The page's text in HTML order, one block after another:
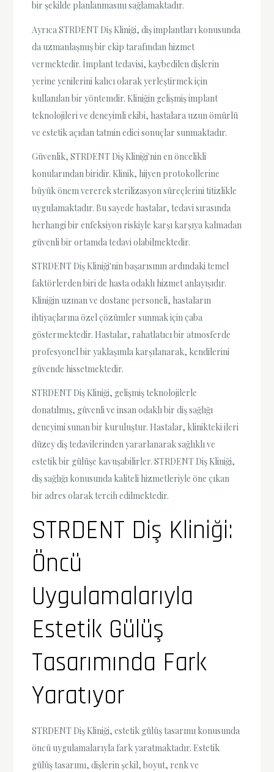
bir şekilde planlanmasını sağlamaktadır.
Ayrıca STRDENT Diş Kliniği, diş implantları konusunda
da uzmanlaşmış bir ekip tarafından hizmet
vermektedir. İmplant tedavisi, kaybedilen dişlerin
yerine yenilerini kalıcı olarak yerleştirmek için
kullanılan bir yöntemdir. Kliniğin gelişmiş implant
teknolojileri ve deneyimli ekibi, hastalara uzun ömürlü
ve estetik açıdan tatmin edici sonuçlar sunmaktadır.
Güvenlik, STRDENT Diş Kliniği'nin en öncelikli
konularından biridir. Klinik, hijyen protokollerine
büyük önem vererek sterilizasyon süreçlerini titizlikle
uygulamaktadır. Bu sayede hastalar, tedavi sırasında
herhangi bir enfeksiyon riskiyle karşı karşıya kalmadan
güvenli bir ortamda tedavi olabilmektedir.
STRDENT Diş Kliniği'nin başarısının ardındaki temel
faktörlerden biri de hasta odaklı hizmet anlayışıdır.
Kliniğin uzman ve dostane personeli, hastaların
ihtiyaçlarına özel çözümler sunmak için çaba
göstermektedir. Hastalar, rahatlatıcı bir atmosferde
profesyonel bir yaklaşımla karşılanarak, kendilerini
güvende hissetmektedir.
STRDENT Diş Kliniği, gelişmiş teknolojilerle
donatılmış, güvenli ve insan odaklı bir diş sağlığı
deneyimi sunan bir kuruluştur. Hastalar, klinikteki ileri
düzey diş tedavilerinden yararlanarak sağlıklı ve
estetik bir gülüşe kavuşabilirler. STRDENT Diş Kliniği,
diş sağlığı konusunda kaliteli hizmetleriyle öne çıkan
bir adres olarak tercih edilmektedir.
STRDENT Diş Kliniği:
Öncü
Uygulamalarıyla
Estetik Gülüş
Tasarımında Fark
Yaratıyor
STRDENT Diş Kliniği, estetik gülüş tasarımı konusunda
öncü uygulamalarıyla fark yaratmaktadır. Estetik
gülüş tasarımı, dişlerin şekil, boyut, renk ve